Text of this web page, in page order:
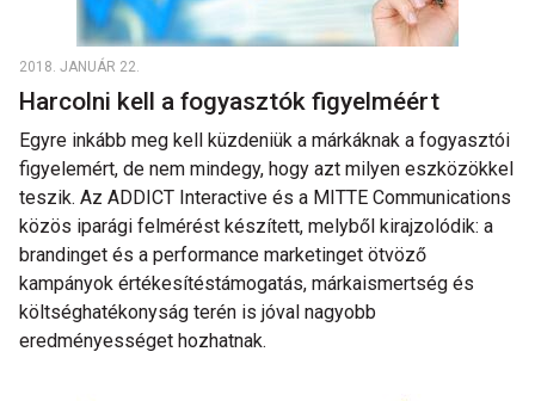
2018. JANUÁR 22.
Harcolni kell a fogyasztók figyelméért
Egyre inkább meg kell küzdeniük a márkáknak a fogyasztói
figyelemért, de nem mindegy, hogy azt milyen eszközökkel
teszik. Az ADDICT Interactive és a MITTE Communications
közös iparági felmérést készített, melyből kirajzolódik: a
brandinget és a performance marketinget ötvöző
kampányok értékesítéstámogatás, márkaismertség és
költséghatékonyság terén is jóval nagyobb
eredményességet hozhatnak.